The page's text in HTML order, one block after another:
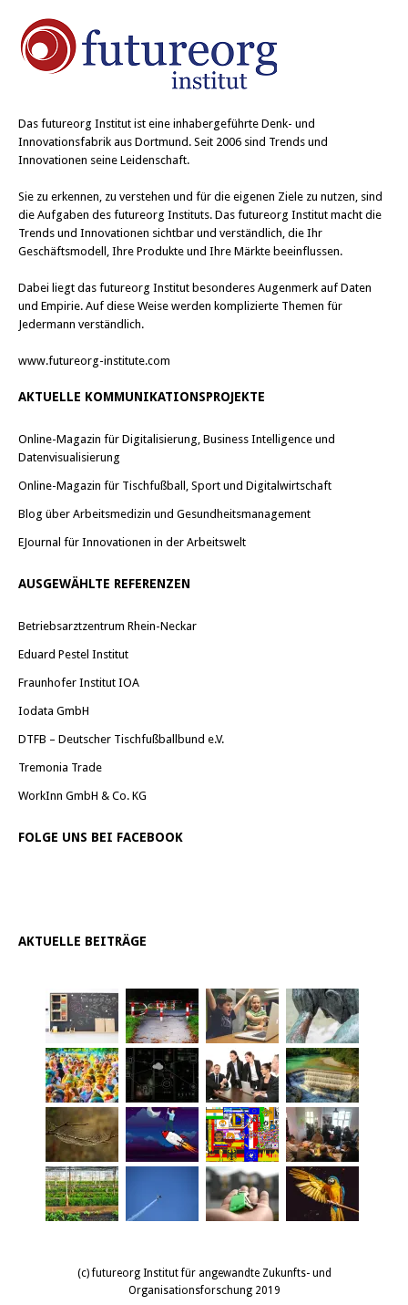
Das futureorg Institut ist eine inhabergeführte Denk- und
Innovationsfabrik aus Dortmund. Seit 2006 sind Trends und
Innovationen seine Leidenschaft.
Sie zu erkennen, zu verstehen und für die eigenen Ziele zu nutzen, sind
die Aufgaben des futureorg Instituts. Das futureorg Institut macht die
Trends und Innovationen sichtbar und verständlich, die Ihr
Geschäftsmodell, Ihre Produkte und Ihre Märkte beeinflussen.
Dabei liegt das futureorg Institut besonderes Augenmerk auf Daten
und Empirie. Auf diese Weise werden komplizierte Themen für
Jedermann verständlich.
www.futureorg-institute.com
AKTUELLE KOMMUNIKATIONSPROJEKTE
Online-Magazin für Digitalisierung, Business Intelligence und
Datenvisualisierung
Online-Magazin für Tischfußball, Sport und Digitalwirtschaft
Blog über Arbeitsmedizin und Gesundheitsmanagement
EJournal für Innovationen in der Arbeitswelt
AUSGEWÄHLTE REFERENZEN
Betriebsarztzentrum Rhein-Neckar
Eduard Pestel Institut
Fraunhofer Institut IOA
Iodata GmbH
DTFB – Deutscher Tischfußballbund e.V.
Tremonia Trade
WorkInn GmbH & Co. KG
FOLGE UNS BEI FACEBOOK
AKTUELLE BEITRÄGE
(c) futureorg Institut für angewandte Zukunfts- und
Organisationsforschung 2019